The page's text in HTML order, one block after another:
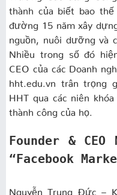
thành của biết bao
đường 15 năm xây
nguồn, nuôi dưỡng và
Nhiều trong số đó
CEO của các Doanh
hht.edu.vn trân trọng
HHT qua các niên
thành công của họ.
Founder &
“Facebook
Nguyễn Trung Đức –